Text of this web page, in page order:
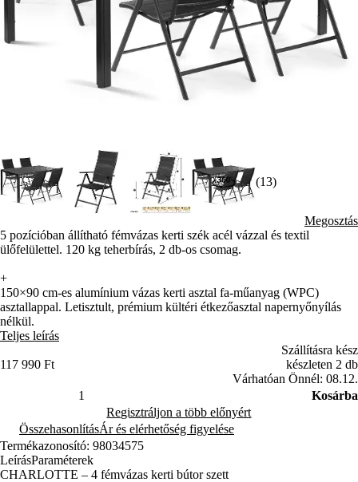
(13)
Megosztás
5 pozícióban állítható fémvázas kerti szék acél vázzal és textil
ülőfelülettel. 120 kg teherbírás, 2 db-os csomag.
+
150×90 cm-es alumínium vázas kerti asztal fa-műanyag (WPC)
asztallappal. Letisztult, prémium kültéri étkezőasztal napernyőnyílás
nélkül.
Teljes leírás
117 990 Ft
Szállításra kész
készleten 2 db
Várhatóan Önnél: 08.12.
Kosárba
Regisztráljon a több előnyért
ÖsszehasonlításÁr és elérhetőség figyelése
Termékazonosító: 98034575
LeírásParaméterek
CHARLOTTE – 4 fémvázas kerti bútor szett